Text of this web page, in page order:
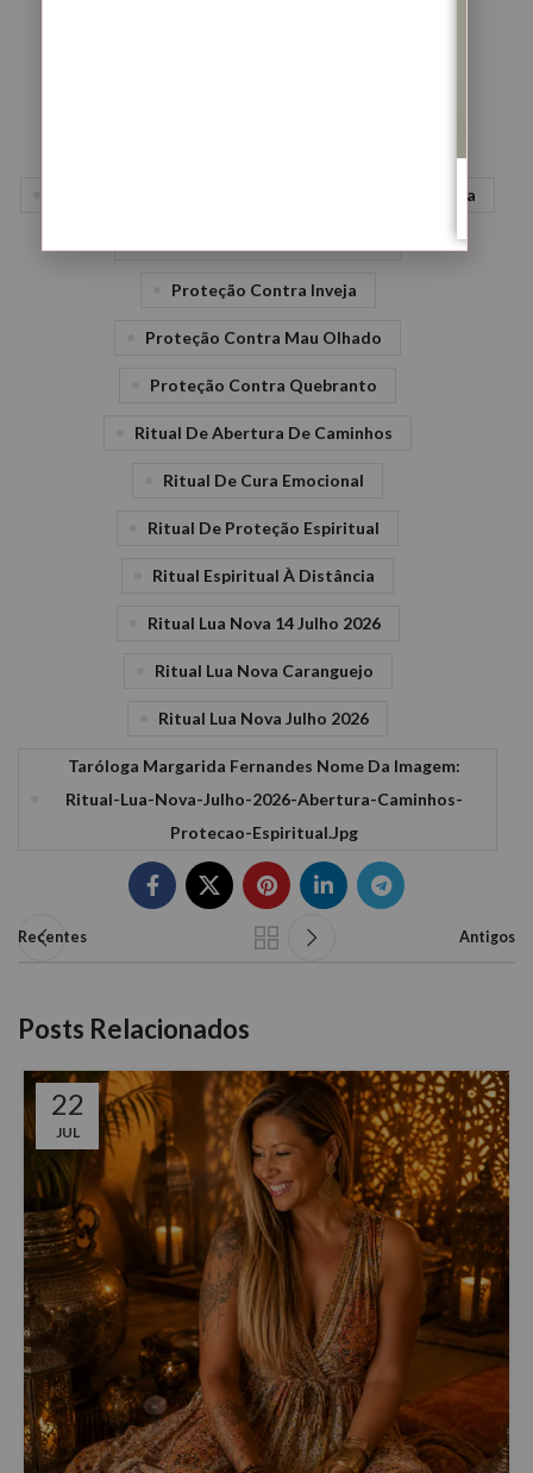
Limpeza Energética
Proteção Contra Inveja
Proteção Contra Mau Olhado
Proteção Contra Quebranto
Ritual De Abertura De Caminhos
Ritual De Cura Emocional
Ritual De Proteção Espiritual
Ritual Espiritual À Distância
Ritual Lua Nova 14 Julho 2026
Ritual Lua Nova Caranguejo
Ritual Lua Nova Julho 2026
Taróloga Margarida Fernandes Nome Da Imagem:
Ritual-Lua-Nova-Julho-2026-Abertura-Caminhos-
Protecao-Espiritual.jpg
Recentes Antigos
Posts Relacionados
22
JUL